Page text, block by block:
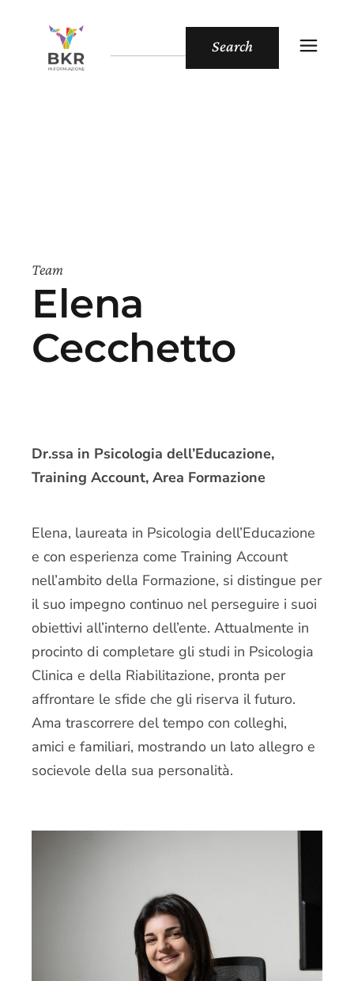
Search
Team
Elena
Cecchetto
Dr.ssa in Psicologia dell’Educazione,
Training Account, Area Formazione
Elena, laureata in Psicologia dell’Educazione
e con esperienza come Training Account
nell’ambito della Formazione, si distingue per
il suo impegno continuo nel perseguire i suoi
obiettivi all’interno dell’ente. Attualmente in
procinto di completare gli studi in Psicologia
Clinica e della Riabilitazione, pronta per
affrontare le sfide che gli riserva il futuro.
Ama trascorrere del tempo con colleghi,
amici e familiari, mostrando un lato allegro e
socievole della sua personalità.